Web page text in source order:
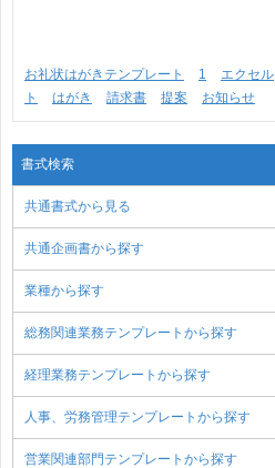
お礼状はがきテンプレート 1 エクセル
ト
はがき 請求書 提案 お知らせ
書式検索
共通書式から見る
共通企画書から探す
業種から探す
総務関連業務テンプレートから探す
経理業務テンプレートから探す
人事、労務管理テンプレートから探す
営業関連部門テンプレートから探す